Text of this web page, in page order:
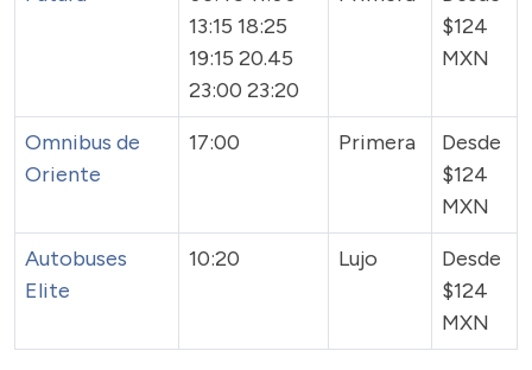
13:15 18:25
19:15 20.45
23:00 23:20
$124
MXN
Omnibus de
Oriente
17:00 Primera
Desde
$124
MXN
Autobuses
Elite
10:20 Lujo
Desde
$124
MXN